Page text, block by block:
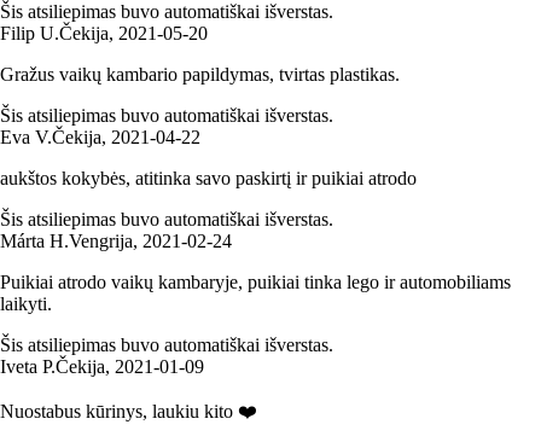
Šis atsiliepimas buvo automatiškai išverstas.
Filip U.Čekija, 2021‑05‑20
Gražus vaikų kambario papildymas, tvirtas plastikas.
Šis atsiliepimas buvo automatiškai išverstas.
Eva V.Čekija, 2021‑04‑22
aukštos kokybės, atitinka savo paskirtį ir puikiai atrodo
Šis atsiliepimas buvo automatiškai išverstas.
Márta H.Vengrija, 2021‑02‑24
Puikiai atrodo vaikų kambaryje, puikiai tinka lego ir automobiliams
laikyti.
Šis atsiliepimas buvo automatiškai išverstas.
Iveta P.Čekija, 2021‑01‑09
Nuostabus kūrinys, laukiu kito ❤️